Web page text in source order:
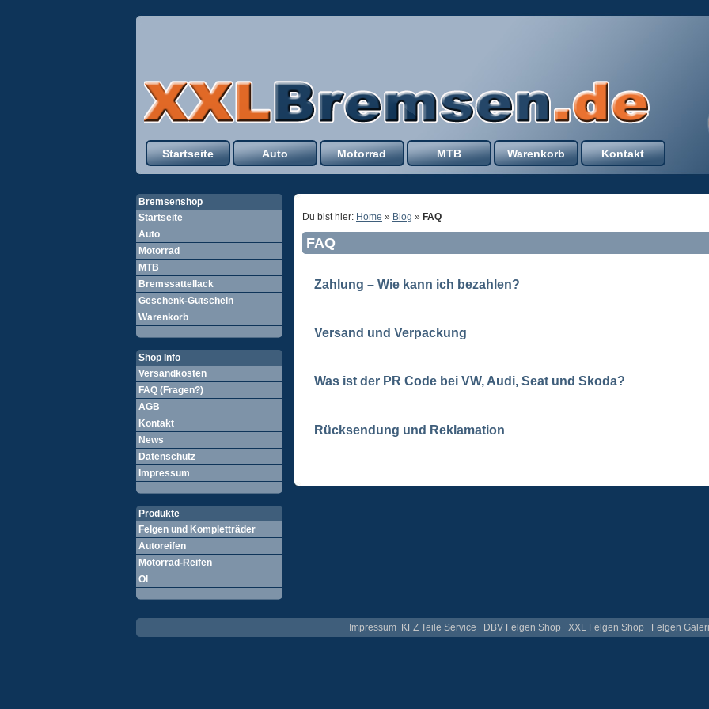
Startseite Auto Motorrad MTB Warenkorb Kontakt
Bremsenshop
Startseite
Auto
Motorrad
MTB
Bremssattellack
Geschenk-Gutschein
Warenkorb
Shop Info
Versandkosten
FAQ (Fragen?)
AGB
Kontakt
News
Datenschutz
Impressum
Produkte
Felgen und Kompletträder
Autoreifen
Motorrad-Reifen
Öl
Du bist hier: Home » Blog » FAQ
FAQ
Zahlung – Wie kann ich bezahlen?
Versand und Verpackung
Was ist der PR Code bei VW, Audi, Seat und Skoda?
Rücksendung und Reklamation
Impressum KFZ Teile Service DBV Felgen Shop XXL Felgen Shop Felgen